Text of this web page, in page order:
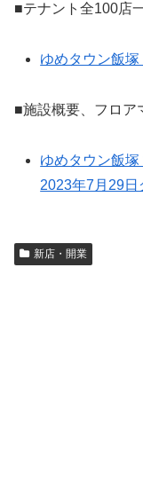
■テナント全100店
ゆめタウン飯
■施設概要、フロア
ゆめタウン飯塚
2023年7月29日
新店・開業